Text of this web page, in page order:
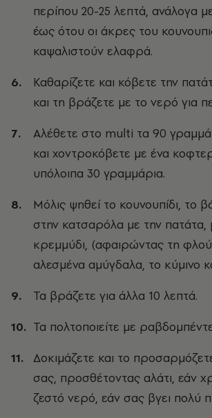
περίπου 20-25 λεπτά, ανάλογα
έως ότου οι άκρες του
καψαλιστούν ελαφρά.
Καθαρίζετε και κόβετε την
και τη βράζετε με το νερό για
Αλέθετε στο multi τα 90
και χοντροκόβετε με ένα
υπόλοιπα 30 γραμμάρια.
Μόλις ψηθεί το κουνουπίδι, το
στην κατσαρόλα με την πατάτα,
κρεμμύδι, (αφαιρώντας τη
αλεσμένα αμύγδαλα, το κύμινο
Τα βράζετε για άλλα 10 λεπτά.
Τα πολτοποιείτε με
Δοκιμάζετε και το
σας, προσθέτοντας αλάτι, εάν
ζεστό νερό, εάν σας βγει πολύ